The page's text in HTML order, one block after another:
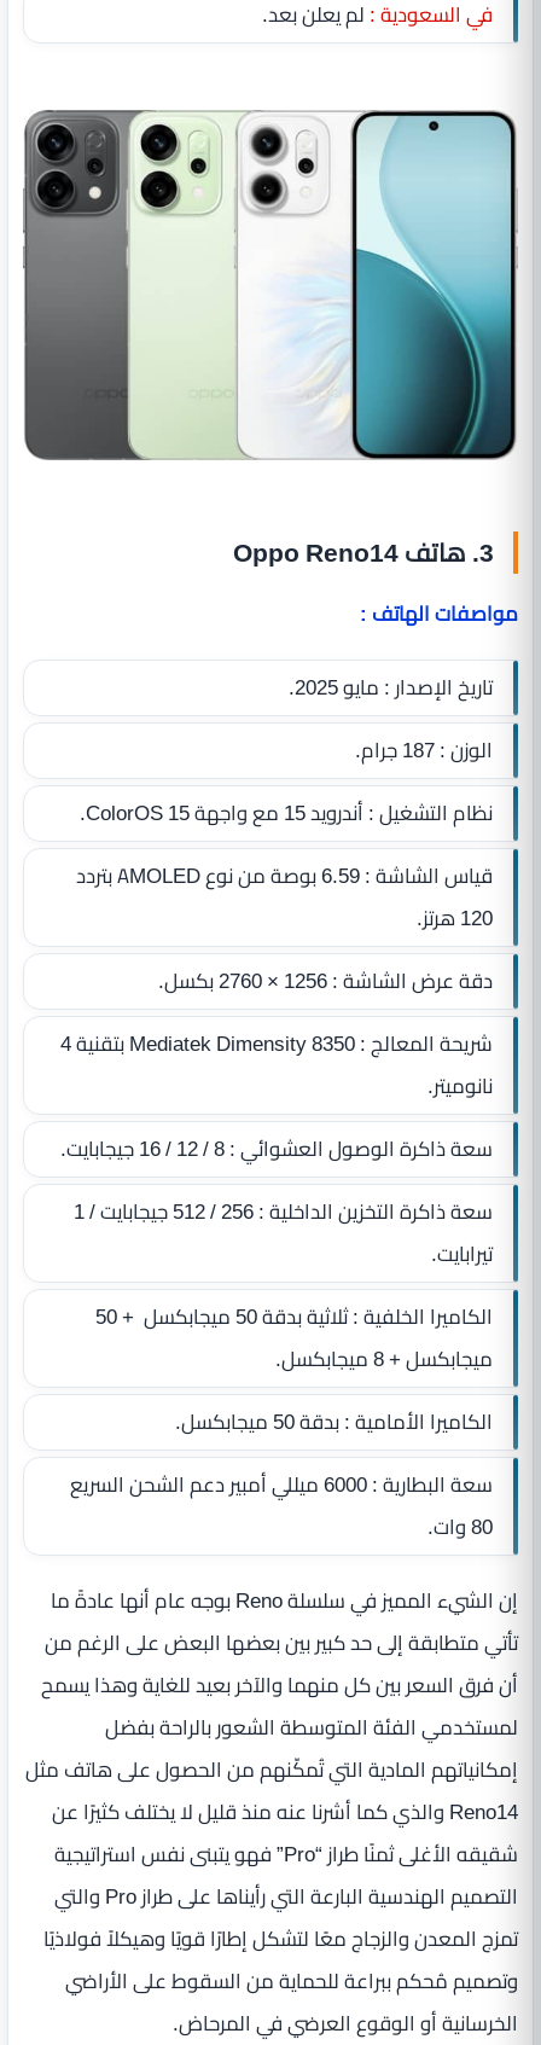
في السعودية :لم يعلن بعد.
3. هاتف Oppo Reno14
مواصفات الهاتف :
تاريخ الإصدار : مايو 2025.
الوزن : 187 جرام.
نظام التشغيل : أندرويد 15 مع واجهة ColorOS 15.
قياس الشاشة : 6.59 بوصة من نوع AMOLED بتردد
120 هرتز.
دقة عرض الشاشة : 1256 × 2760 بكسل.
شريحة المعالج : Mediatek Dimensity 8350 بتقنية 4
نانوميتر.
سعة ذاكرة الوصول العشوائي : 8 / 12 / 16 جيجابايت.
سعة ذاكرة التخزين الداخلية : 256 / 512 جيجابايت / 1
تيرابايت.
الكاميرا الخلفية : ثلاثية بدقة 50 ميجابكسل + 50
ميجابكسل + 8 ميجابكسل.
الكاميرا الأمامية : بدقة 50 ميجابكسل.
سعة البطارية : 6000 ميللي أمبير دعم الشحن السريع
80 وات.
إن الشيء المميز في سلسلة Reno بوجه عام أنها عادةً ما
تأتي متطابقة إلى حد كبير بين بعضها البعض على الرغم من
أن فرق السعر بين كل منهما والآخر بعيد للغاية وهذا يسمح
لمستخدمي الفئة المتوسطة الشعور بالراحة بفضل
إمكانياتهم المادية التي تُمكّنهم من الحصول على هاتف مثل
Reno14 والذي كما أشرنا عنه منذ قليل لا يختلف كثيرًا عن
شقيقه الأغلى ثمنًا طراز “Pro” فهو يتبنى نفس استراتيجية
التصميم الهندسية البارعة التي رأيناها على طراز Pro والتي
تمزج المعدن والزجاج معًا لتشكل إطارًا قويًا وهيكلاً فولاذيًا
وتصميم مُحكم ببراعة للحماية من السقوط على الأراضي
الخرسانية أو الوقوع العرضي في المرحاض.